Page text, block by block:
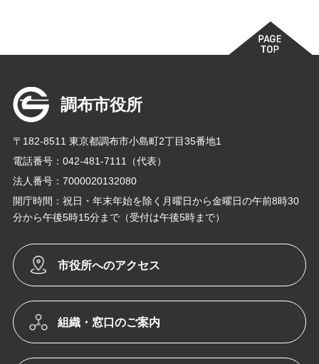
調布市役所
〒182-8511 東京都調布市小島町2丁目35番地1
電話番号：042-481-7111（代表）
法人番号：7000020132080
開庁時間：祝日・年末年始を除く月曜日から金曜日の午前8時30
分から午後5時15分まで（受付は午後5時まで）
市役所へのアクセス
組織・窓口のご案内